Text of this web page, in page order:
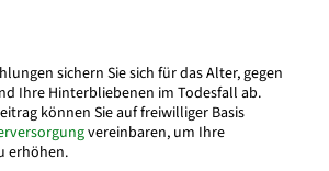
sichern Sie sich für das Alter, gegen
Ihre Hinterbliebenen im Todesfall ab.
können Sie auf freiwilliger Basis
vereinbaren, um Ihre
erhöhen.